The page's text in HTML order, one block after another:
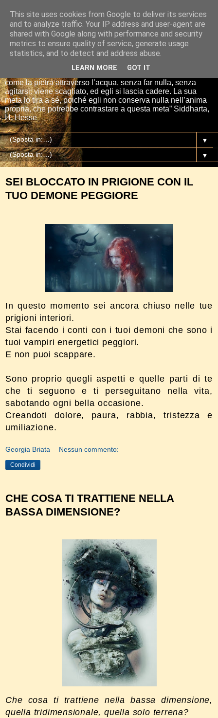
Io sono il mio Buddha
“Se tu getti una pietra nell’acqua, essa si affretta per la via
più breve fino al fondo. E così è Siddharta, quando ha una
meta, un proposito. Siddharta non fa nulla. Siddharta pensa,
come la pietra attraverso l’acqua, senza far nulla, senza
agitarsi: viene scagliato, ed egli si lascia cadere. La sua
meta lo tira a sé, poiché egli non conserva nulla nell’anima
propria, che potrebbe contrastare a questa meta” Siddharta,
H. Hesse
▼
▼
SEI BLOCCATO IN PRIGIONE CON IL
TUO DEMONE PEGGIORE
In questo momento sei ancora chiuso nelle tue
prigioni interiori.
Stai facendo i conti con i tuoi demoni che sono i
tuoi vampiri energetici peggiori.
E non puoi scappare.
Sono proprio quegli aspetti e quelle parti di te
che ti seguono e ti perseguitano nella vita,
sabotando ogni bella occasione.
Creandoti dolore, paura, rabbia, tristezza e
umiliazione.
Georgia Briata Nessun commento:
Condividi
CHE COSA TI TRATTIENE NELLA
BASSA DIMENSIONE?
Che cosa ti trattiene nella bassa dimensione,
quella tridimensionale, quella solo terrena?
This site uses cookies from Google to deliver its services
and to analyze traffic. Your IP address and user-agent are
shared with Google along with performance and security
metrics to ensure quality of service, generate usage
statistics, and to detect and address abuse.
LEARN MORE GOT IT